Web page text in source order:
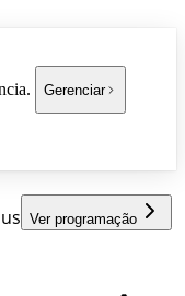
Gerenciar
Ver programação